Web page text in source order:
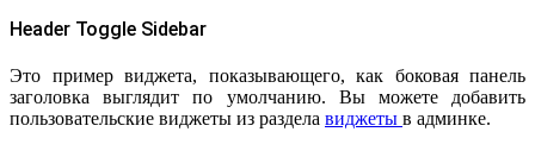
Header Toggle Sidebar
Это пример виджета, показывающего, как боковая панель
заголовка выглядит по умолчанию. Вы можете добавить
пользовательские виджеты из раздела виджеты в админке.